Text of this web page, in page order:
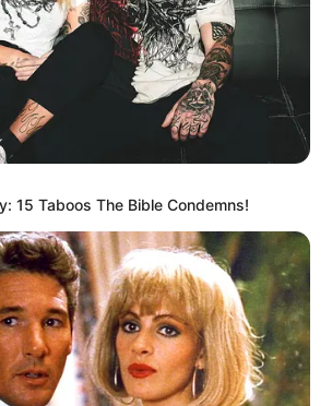
15 Taboos The Bible Condemns!